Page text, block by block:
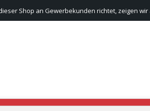
Shop an Gewerbekunden richtet, zeigen wir